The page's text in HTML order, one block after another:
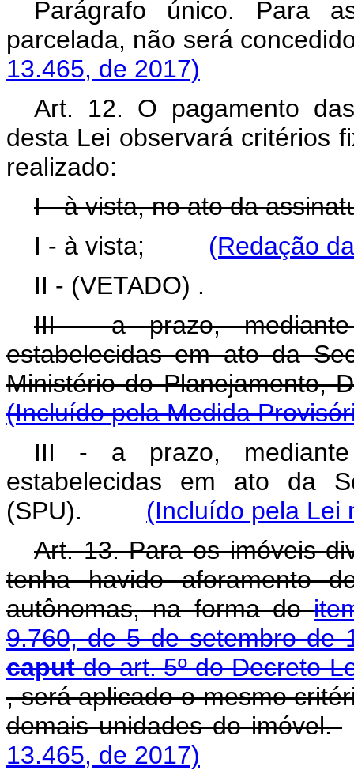
Parágrafo único. Para
parcelada, não será
13.465, de 2017)
Art. 12. O pagamento
desta Lei observará critérios
realizado:
I - à vista, no ato da
I - à vista; (Redação
II - (VETADO) .
III - a prazo, mediante
estabelecidas em ato da
Ministério do
(Incluído pela Medida
III - a prazo, mediante
estabelecidas em ato da
(SPU). (Incluído pela Lei
Art. 13. Para os imóveis
tenha havido aforamento
autônomas, na forma do
9.760, de 5 de setembro de
caputdo art. 5º do Decreto-
, será aplicado o mesmo
demais unidades do imóvel.
13.465, de 2017)